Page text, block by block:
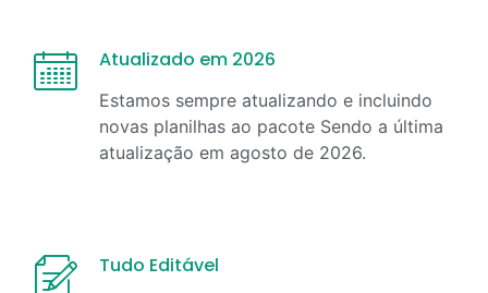
Atualizado em 2026
Estamos sempre atualizando e incluindo
novas planilhas ao pacote Sendo a última
atualização em agosto de 2026.
Tudo Editável